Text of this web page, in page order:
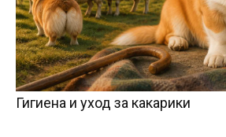
Гигиена и уход за какарики